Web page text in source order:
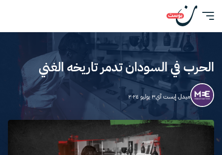
الحرب في السودان تدمر تاريخه الغني
ميدل إيست آي٣ يوليو ٢٠٢٤